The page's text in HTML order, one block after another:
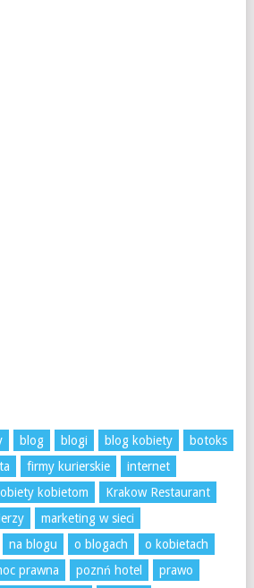
blog blogi blog kobiety
botoks
firmy kurierskie
internet
kobietom
Krakow Restaurant
marketing w sieci
na blogu o blogach
o kobietach
prawna poznń hotel
prawo